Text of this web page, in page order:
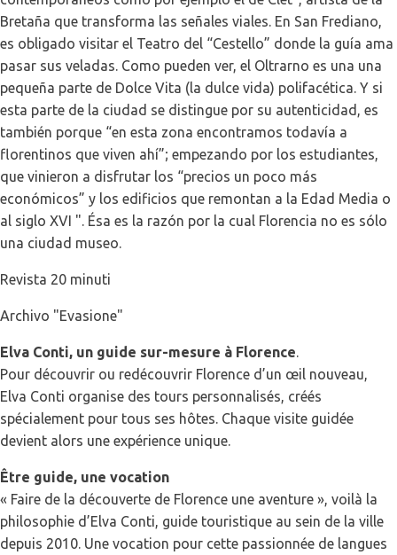
Bretaña que transforma las señales viales. En San Frediano,
es obligado visitar el Teatro del “Cestello” donde la guía ama
pasar sus veladas. Como pueden ver, el Oltrarno es una una
pequeña parte de Dolce Vita (la dulce vida) polifacética. Y si
esta parte de la ciudad se distingue por su autenticidad, es
también porque “en esta zona encontramos todavía a
florentinos que viven ahí”; empezando por los estudiantes,
que vinieron a disfrutar los “precios un poco más
económicos” y los edificios que remontan a la Edad Media o
al siglo XVI ". Ésa es la razón por la cual Florencia no es sólo
una ciudad museo.
Revista 20 minuti
Archivo "Evasione"
Elva Conti, un guide sur-mesure à Florence.
Pour découvrir ou redécouvrir Florence d’un œil nouveau,
Elva Conti organise des tours personnalisés, créés
spécialement pour tous ses hôtes. Chaque visite guidée
devient alors une expérience unique.
Être guide, une vocation
« Faire de la découverte de Florence une aventure », voilà la
philosophie d’Elva Conti, guide touristique au sein de la ville
depuis 2010. Une vocation pour cette passionnée de langues